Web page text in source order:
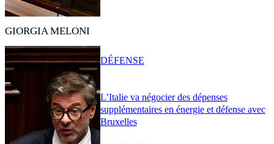
GIORGIA MELONI
L’Italie va négocier des dépenses
supplémentaires en énergie et défense avec
Bruxelles
DÉFENSE